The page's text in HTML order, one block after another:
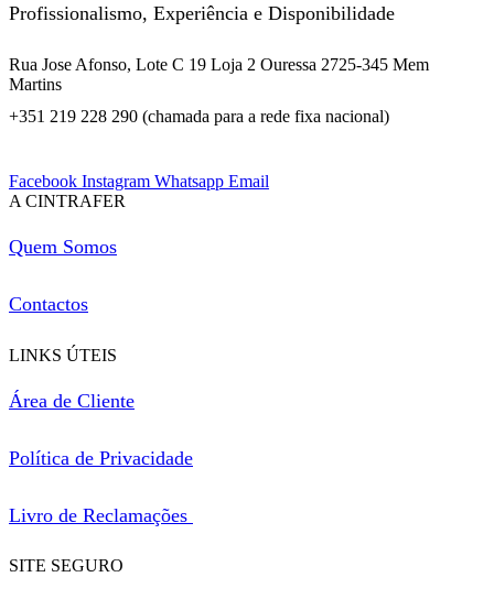
Profissionalismo, Experiência e Disponibilidade
Rua Jose Afonso, Lote C 19 Loja 2 Ouressa 2725-345 Mem
Martins
+351 219 228 290 (chamada para a rede fixa nacional)
Facebook Instagram Whatsapp Email
A CINTRAFER
Quem Somos
Contactos
LINKS ÚTEIS
Área de Cliente
Política de Privacidade
Livro de Reclamações
SITE SEGURO